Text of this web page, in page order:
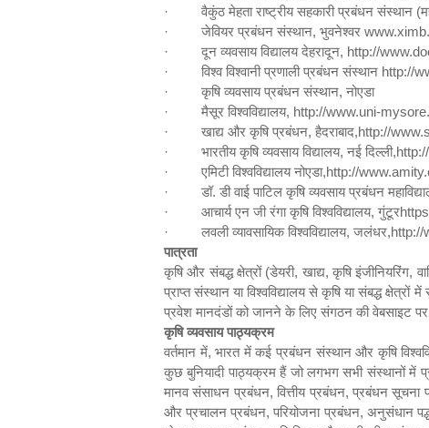
·
वैकुंठ मेहता राष्ट्रीय सहकारी प्रबंधन संस्थान
·
जेवियर प्रबंधन संस्थान, भुवनेश्वर
·
दून व्यवसाय विद्यालय देहरादून, http://
·
विश्व विश्वानी प्रणाली प्रबंधन संस्थान http://
·
कृषि व्यवसाय प्रबंधन संस्थान, नोएडा
·
मैसूर विश्वविद्यालय, http://www.uni-
·
खाद्य और कृषि प्रबंधन, हैदराबाद,http://
·
भारतीय कृषि व्यवसाय विद्यालय, नई दिल्ली,http://
·
एमिटी विश्वविद्यालय नोएडा,http://
·
डॉ. डी वाई पाटिल कृषि व्यवसाय प्रबंधन
·
आचार्य एन जी रंगा कृषि विश्वविद्यालय, गुंटूरhttps
·
लवली व्यावसायिक विश्वविद्यालय, जलंधर,http://
पात्रता
कृषि और संबद्ध क्षेत्रों (डेयरी, खाद्य,कृषि इंजीनियरिंग,
प्राप्त संस्थान या विश्वविद्यालय से कृषि या संबद्ध क्षेत्रों
प्रवेश मानदंडों को जानने के लिए संगठन की वेबसाइट पर
कृषि व्यवसाय पाठ्यक्रम
वर्तमान में,भारत में कई प्रबंधन संस्थान और कृषि
कुछ बुनियादी पाठ्यक्रम हैं जो लगभग सभी संस्थानों में
मानव संसाधन प्रबंधन,वित्तीय प्रबंधन,प्रबंधन सूचना
और प्रचालन प्रबंधन,परियोजना प्रबंधन, अनुसंधान